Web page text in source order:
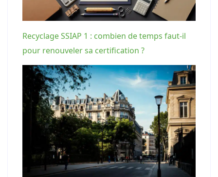
Recyclage SSIAP 1 : combien de temps faut-il
pour renouveler sa certification ?